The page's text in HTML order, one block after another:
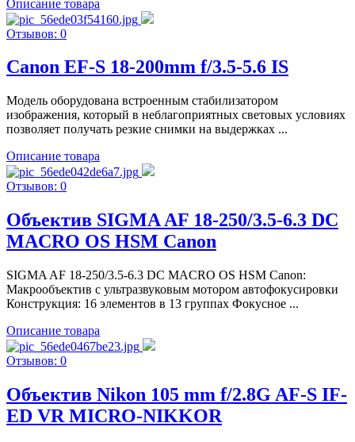
Описание товара
Отзывов: 0
Canon EF-S 18-200mm f/3.5-5.6 IS
Модель оборудована встроенным стабилизатором
изображения, который в неблагоприятных световых условиях
позволяет получать резкие снимки на выдержках ...
Описание товара
Отзывов: 0
Объектив SIGMA AF 18-250/3.5-6.3 DC
MACRO OS HSM Canon
SIGMA AF 18-250/3.5-6.3 DC MACRO OS HSM Canon:
Макрообъектив с ультразвуковым мотором автофокусировки
Конструкция: 16 элементов в 13 группах Фокусное ...
Описание товара
Отзывов: 0
Объектив Nikon 105 mm f/2.8G AF-S IF-
ED VR MICRO-NIKKOR